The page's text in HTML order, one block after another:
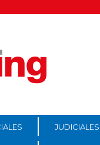
JUDICIALES